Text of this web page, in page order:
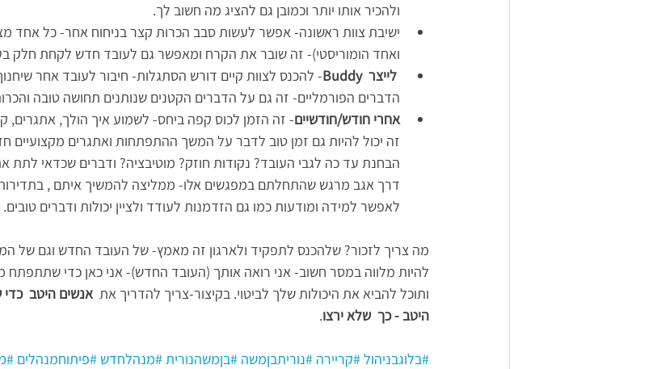
ולהכיר אותו יותר וכמובן גם להציג מה חשוב לך.
ואחד הומוריסטי)- זה שובר את הקרח ומאפשר גם לעובד חדש לקחת חלק
לייצר  Buddy
- להכנס לצוות קיים דורש הסתגלות- חיבור לעובד אחר
הדברים הפורמליים- זה גם על הדברים הקטנים שנותנים תחושה טובה
אחרי חודש/חודשיים- זה הזמן לכוס קפה ביחס- לשמוע איך הולך, אתגרים,
זה יכול להיות גם זמן טוב לדבר על המשך ההתפתחות ואתגרים מקצועיים
הבחנת עד כה לגבי העובד? נקודות חוזק? מוטיבציה? ודברים שכדאי לתת
דרך אגב מרגש שהתחלתם במפגשים אלו- ממליצה להמשיך איתם , בתדירות
לאפשר למידה ומודעות כמו גם הזדמנות לעודד ולציין יכולות ודברים טובים.
מה צריך לזכור? שלהכנס לתפקיד ולארגון זה מאמץ- של העובד החדש וגם של
להיות מלווה במסר חשוב- אני רואה אותך (העובד החדש)- אני כאן כדי שתתפתח
ותוכל להביא את היכולות שלך לביטוי. בקיצור-צריך להדריך את אנשים היטב  כדי
היטב - כך  שלא ירצו.
#בלוגבניהול#קריירה #נוריתבןמשה #בןמשהנורית#מנהלחדש #פיתוחמנהלים